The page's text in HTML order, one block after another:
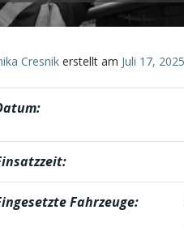
Cresnik erstellt am Juli 17, 2025
Fahrzeuge: